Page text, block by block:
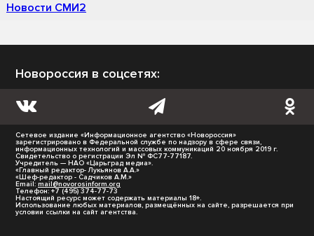
Новости СМИ2
Новороссия в соцсетях:
Сетевое издание «Информационное агентство «Новороссия»
зарегистрировано в Федеральной службе по надзору в сфере связи,
информационных технологий и массовых коммуникаций 20 ноября 2019 г.
Свидетельство о регистрации Эл № ФС77-77187.
Учредитель — НАО «Царьград медиа».
«Главный редактор- Лукьянов А.А.»
«Шеф-редактор - Садчиков А.М.»
Email: mail@novorosinform.org
Телефон: +7 (495) 374-77-73
Настоящий ресурс может содержать материалы 18+.
Использование любых материалов, размещённых на сайте, разрешается при
условии ссылки на сайт агентства.